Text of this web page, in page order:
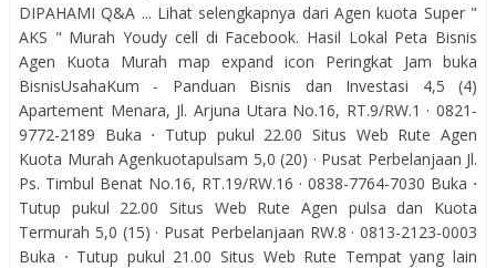
DIPAHAMI Q&A ... Lihat selengkapnya dari Agen kuota Super "
AKS " Murah Youdy cell di Facebook. Hasil Lokal Peta Bisnis
Agen Kuota Murah map expand icon Peringkat Jam buka
BisnisUsahaKum - Panduan Bisnis dan Investasi 4,5 (4)
Apartement Menara, Jl. Arjuna Utara No.16, RT.9/RW.1 · 0821-
9772-2189 Buka ⋅ Tutup pukul 22.00 Situs Web Rute Agen
Kuota Murah Agenkuotapulsam 5,0 (20) · Pusat Perbelanjaan Jl.
Ps. Timbul Benat No.16, RT.19/RW.16 · 0838-7764-7030 Buka ⋅
Tutup pukul 22.00 Situs Web Rute Agen pulsa dan Kuota
Termurah 5,0 (15) · Pusat Perbelanjaan RW.8 · 0813-2123-0003
Buka ⋅ Tutup pukul 21.00 Situs Web Rute Tempat yang lain